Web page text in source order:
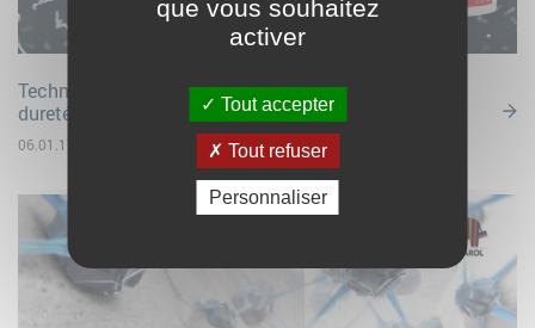
Technologie Evoflex de Brillux – Protection par
dureté de surface flexible
06.01.17
que vous souhaitez
activer
Tout accepter
Tout refuser
Personnaliser